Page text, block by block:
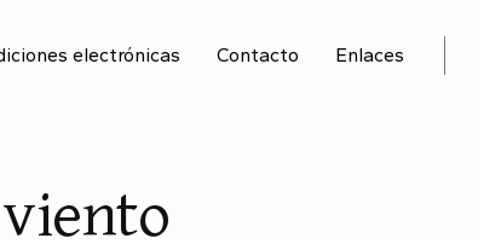
electrónicas Contacto Enlaces
BUSCAR